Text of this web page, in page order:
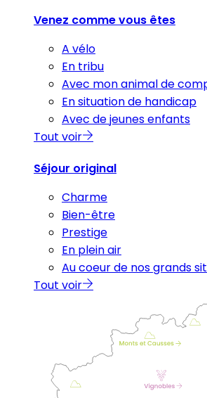
Venez comme vous êtes
A vélo
En tribu
Avec mon animal de
En situation de handicap
Avec de jeunes enfants
Tout voir
Séjour original
Charme
Bien-être
Prestige
En plein air
Au coeur de nos grands
Tout voir